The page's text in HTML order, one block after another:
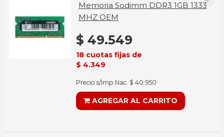
Memoria Sodimm DDR3 1GB 1333
MHZ OEM
$ 49.549
18 cuotas fijas de
$ 4.349
Precio s/Imp.Nac. $ 40.950
AGREGAR AL CARRITO